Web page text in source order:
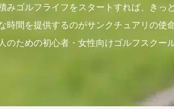
ゴルフライフをスタートすれば、きっ
間を提供するのがサンクチュアリの使命
のための初心者・女性向けゴルフスクー